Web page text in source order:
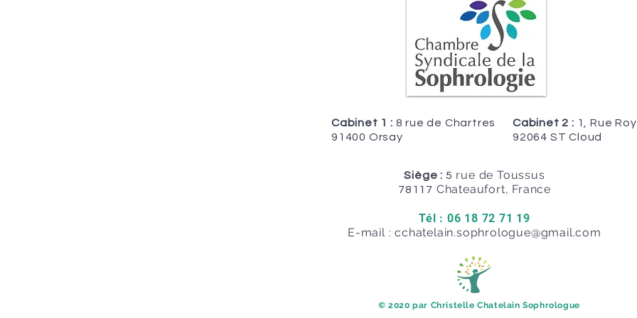
Cabinet 1 : 8 rue de Chartres
91400 Orsay
Cabinet 2 : 1, Rue
92064 ST Cloud
Siège : 5 rue de Toussus
78117 Chateaufort, France
Tél : 06 18 72 71 19
E-mail :cchatelain.sophrologue@gmail.com
​© 2020 par Christelle Chatelain Sophrologue